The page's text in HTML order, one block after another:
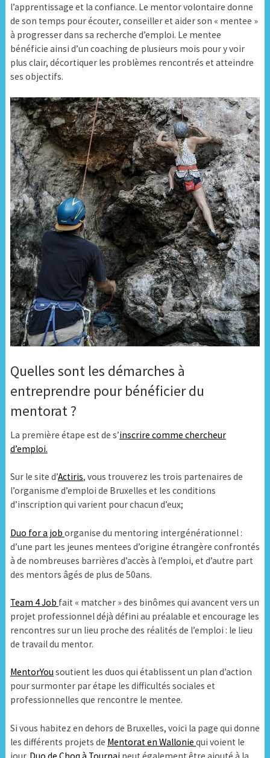
l’apprentissage et la confiance. Le mentor volontaire donne
de son temps pour écouter, conseiller et aider son « mentee »
à progresser dans sa recherche d’emploi. Le mentee
bénéficie ainsi d’un coaching de plusieurs mois pour y voir
plus clair, décortiquer les problèmes rencontrés et atteindre
ses objectifs.
Quelles sont les démarches à
entreprendre pour bénéficier du
mentorat ?
La première étape est de s’inscrire comme chercheur
d’emploi.
Sur le site d’Actiris, vous trouverez les trois partenaires de
l’organisme d’emploi de Bruxelles et les conditions
d’inscription qui varient pour chacun d’eux;
Duo for a job organise du mentoring intergénérationnel :
d’une part les jeunes mentees d’origine étrangère confrontés
à de nombreuses barrières d’accès à l’emploi, et d’autre part
des mentors âgés de plus de 50ans.
Team 4 Job fait « matcher » des binômes qui avancent vers un
projet professionnel déjà défini au préalable et encourage les
rencontres sur un lieu proche des réalités de l’emploi : le lieu
de travail du mentor.
MentorYou soutient les duos qui établissent un plan d’action
pour surmonter par étape les difficultés sociales et
professionnelles que rencontre le mentee.
Si vous habitez en dehors de Bruxelles, voici la page qui donne
les différents projets de Mentorat en Wallonie qui voient le